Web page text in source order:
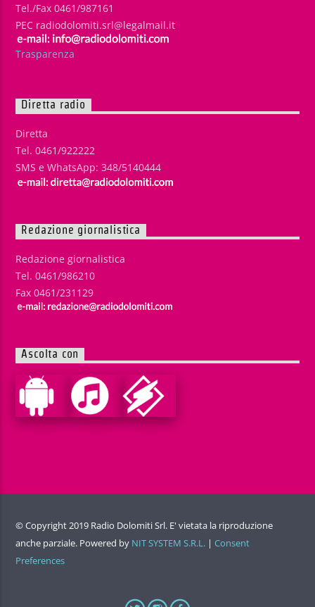
Tel./Fax 0461/987161
PEC radiodolomiti.srl@legalmail.it
Trasparenza
Diretta radio
Diretta
Tel. 0461/922222
SMS e WhatsApp: 348/5140444
Redazione giornalistica
Redazione giornalistica
Tel. 0461/986210
Fax 0461/231129
Ascolta con
© Copyright 2019 Radio Dolomiti Srl. E' vietata la riproduzione
anche parziale. Powered by NIT SYSTEM S.R.L. | Consent
Preferences